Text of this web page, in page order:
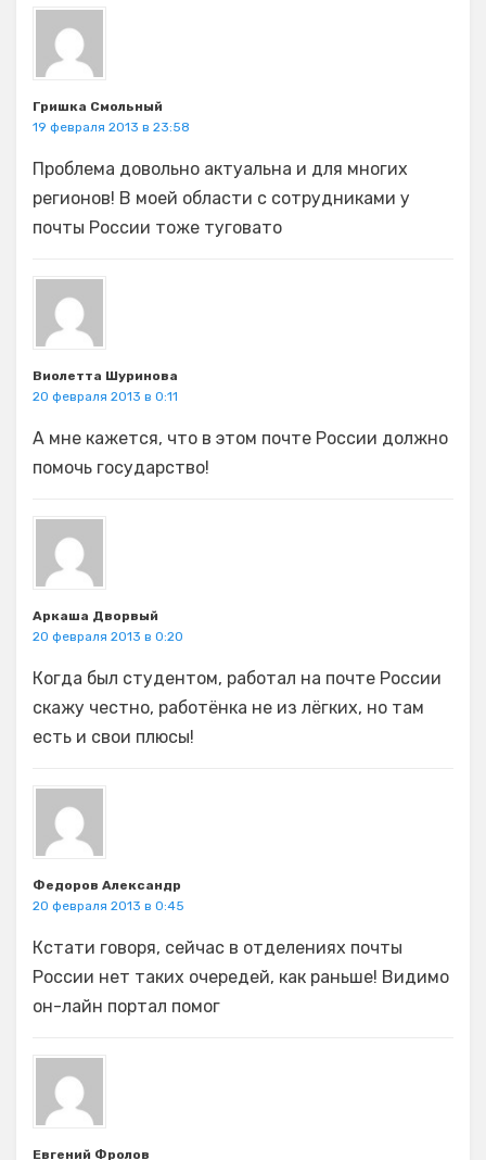
Гришка Смольный
19 февраля 2013 в 23:58
Проблема довольно актуальна и для многих
регионов! В моей области с сотрудниками у
почты России тоже туговато
Виолетта Шуринова
20 февраля 2013 в 0:11
А мне кажется, что в этом почте России должно
помочь государство!
Аркаша Дворвый
20 февраля 2013 в 0:20
Когда был студентом, работал на почте России
скажу честно, работёнка не из лёгких, но там
есть и свои плюсы!
Федоров Александр
20 февраля 2013 в 0:45
Кстати говоря, сейчас в отделениях почты
России нет таких очередей, как раньше! Видимо
он-лайн портал помог
Евгений Фролов